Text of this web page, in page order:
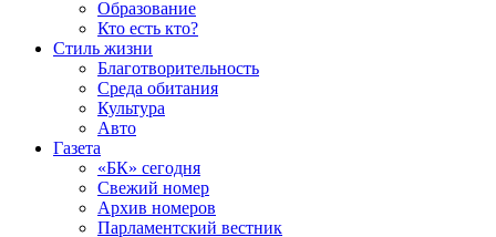
Образование
Кто есть кто?
Стиль жизни
Благотворительность
Среда обитания
Культура
Авто
Газета
«БК» сегодня
Свежий номер
Архив номеров
Парламентский вестник